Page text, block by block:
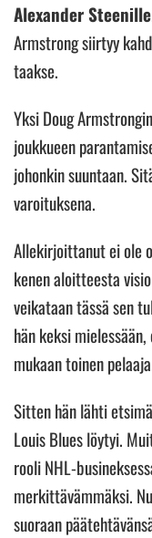
Alexander Steenille
Armstrong siirtyy
taakse.
Yksi Doug
joukkueen
johonkin suuntaan.
varoituksena.
Allekirjoittanut ei ole
kenen aloitteesta
veikataan tässä sen
hän keksi
mukaan toinen
Sitten hän lähti
Louis Blues löytyi.
rooli NHL-
merkittävämmäksi.
suoraan